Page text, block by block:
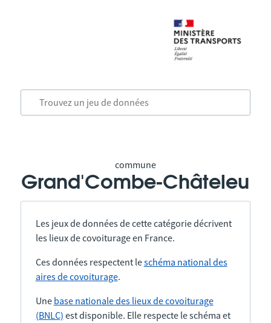
commune
Grand'Combe-Châteleu
Les jeux de données de cette catégorie décrivent
les lieux de covoiturage en France.
Ces données respectent leschéma national des
aires de covoiturage.
Une base nationale des lieux de covoiturage
(BNLC) est disponible. Elle respecte le schéma et